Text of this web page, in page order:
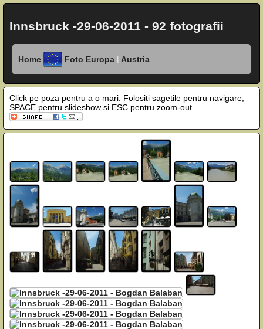
Innsbruck -29-06-2011 - 92 fotografii
Home Foto Europa | Austria
Click pe poza pentru a o mari. Folositi sagetile pentru navigare,
SPACE pentru slideshow si ESC pentru zoom-out.